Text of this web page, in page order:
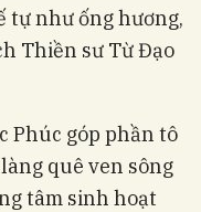
tự như ống hương,
Thiền sư Từ Đạo
Phúc góp phần tô
quê ven sông
tâm sinh hoạt